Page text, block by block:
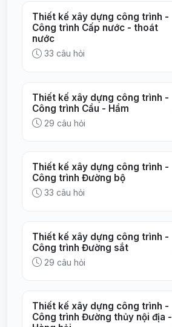
Thiết kế xây dựng công trình -
Công trình Cấp nước - thoát
nước
33 câu hỏi
Thiết kế xây dựng công trình -
Công trình Cầu - Hầm
29 câu hỏi
Thiết kế xây dựng công trình -
Công trình Đường bộ
33 câu hỏi
Thiết kế xây dựng công trình -
Công trình Đường sắt
29 câu hỏi
Thiết kế xây dựng công trình -
Công trình Đường thủy nội địa -